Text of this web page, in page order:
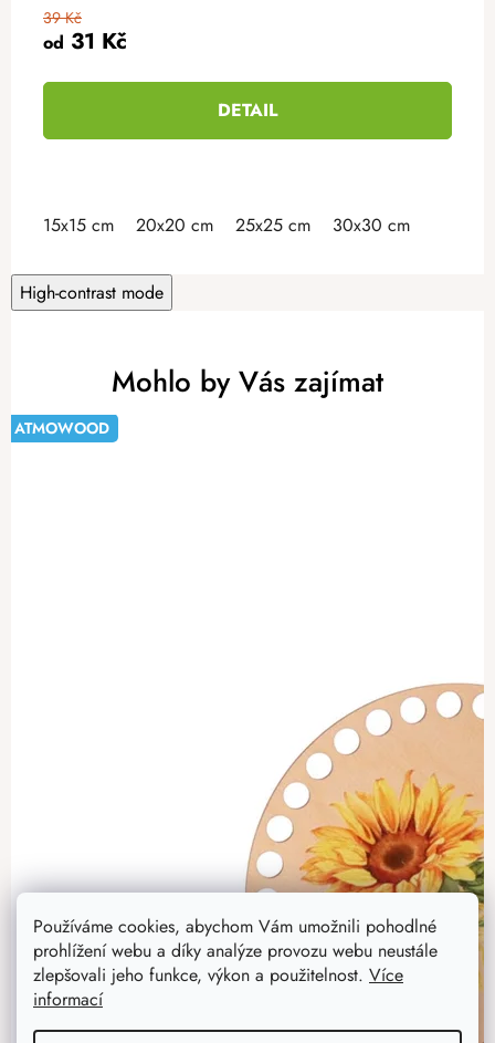
Používáme cookies, abychom Vám umožnili pohodlné
prohlížení webu a díky analýze provozu webu neustále
zlepšovali jeho funkce, výkon a použitelnost. Více
informací
od 31 Kč
39 Kč
DETAIL
15x15 cm 20x20 cm 25x25 cm 30x30 cm
High-contrast mode
Mohlo by Vás zajímat
ATMOWOOD
-20%